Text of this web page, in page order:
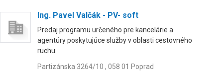
Ing. Pavel Valčák - PV- soft
Predaj programu určeného pre kancelárie a
agentúry poskytujúce služby v oblasti cestovného
ruchu.
Partizánska 3264/10 , 058 01 Poprad